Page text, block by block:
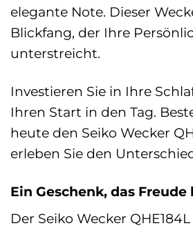
elegante Note. Dieser
Blickfang, der Ihre
unterstreicht.
Investieren Sie in Ihre
Ihren Start in den Tag.
heute den Seiko Wecker
erleben Sie den
Ein Geschenk, das
Der Seiko Wecker